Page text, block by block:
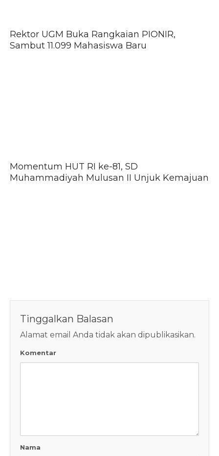
Rektor UGM Buka Rangkaian PIONIR,
Sambut 11.099 Mahasiswa Baru
Momentum HUT RI ke-81, SD
Muhammadiyah Mulusan II Unjuk Kemajuan
Tinggalkan Balasan
Alamat email Anda tidak akan dipublikasikan.
Komentar
Nama